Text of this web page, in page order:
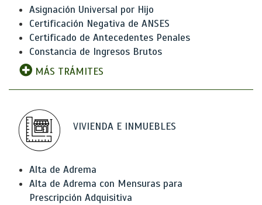
Asignación Universal por Hijo
Certificación Negativa de ANSES
Certificado de Antecedentes Penales
Constancia de Ingresos Brutos
MÁS TRÁMITES
VIVIENDA E INMUEBLES
Alta de Adrema
Alta de Adrema con Mensuras para
Prescripción Adquisitiva